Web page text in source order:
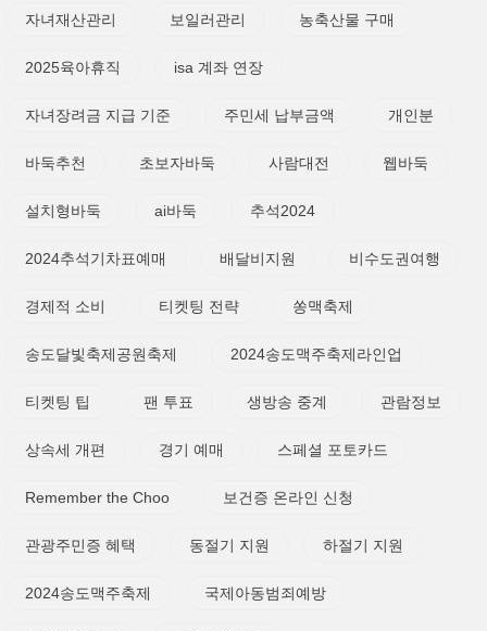
자녀재산관리 보일러관리 농축산물 구매
2025육아휴직 isa 계좌 연장
자녀장려금 지급 기준 주민세 납부금액 개인분
바둑추천 초보자바둑 사람대전 웹바둑
설치형바둑 ai바둑 추석2024
2024추석기차표예매 배달비지원 비수도권여행
경제적 소비 티켓팅 전략 쏭맥축제
송도달빛축제공원축제 2024송도맥주축제라인업
티켓팅 팁 팬 투표 생방송 중계 관람정보
상속세 개편 경기 예매 스페셜 포토카드
Remember the Choo 보건증 온라인 신청
관광주민증 혜택 동절기 지원 하절기 지원
2024송도맥주축제 국제아동범죄예방